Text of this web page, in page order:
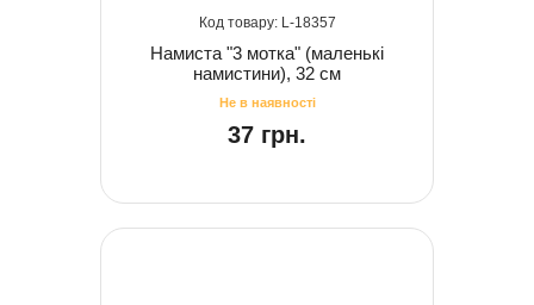
18357
Намиста "3 мотка" (маленькі
намистини), 32 см
37 грн.